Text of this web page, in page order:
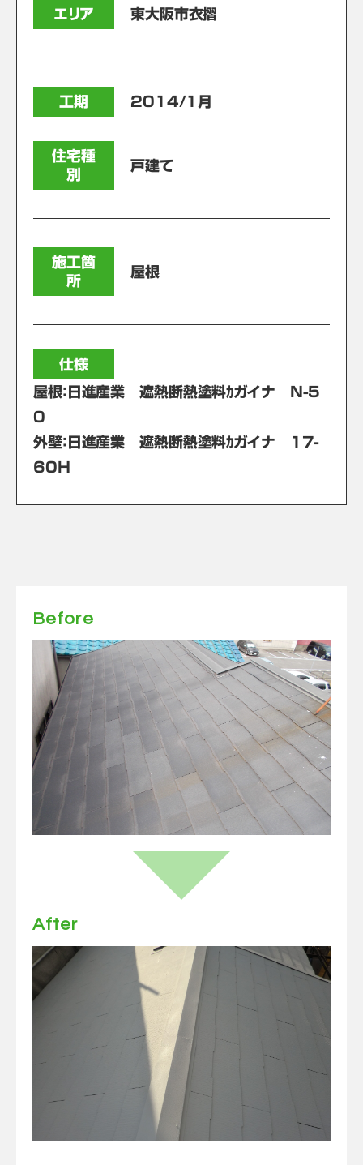
エリア 東大阪市衣摺
工期 2014/1月
住宅種
別
戸建て
施工箇
所
屋根
仕様
屋根：日進産業 遮熱断熱塗料ｶガイナ Ｎ-5
0
外壁：日進産業 遮熱断熱塗料ｶガイナ 17-
60Ｈ
Before
After